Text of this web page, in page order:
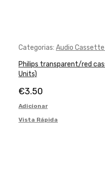
Categorias: Audio Cassette
Philips transparent/red
Units)
€3.50
Adicionar
Vista Rápida